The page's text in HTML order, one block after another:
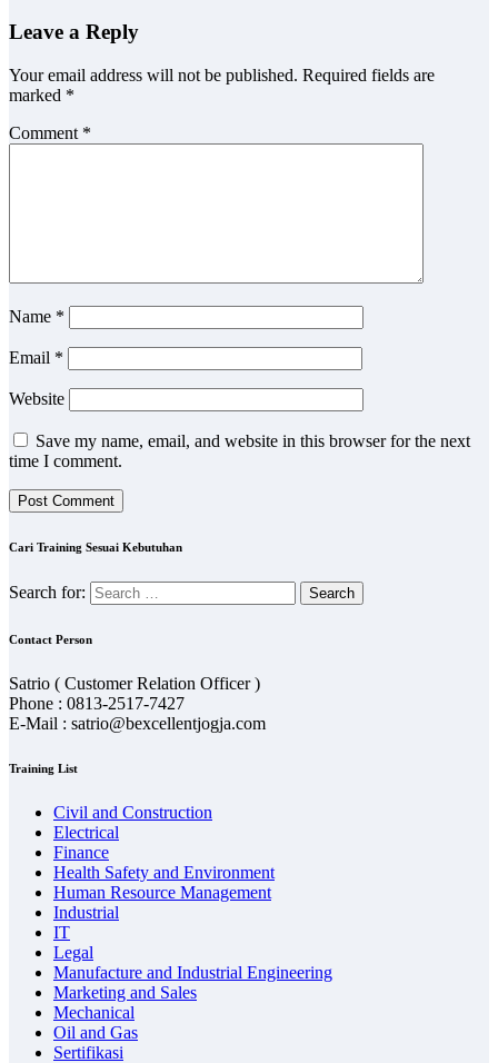
Leave a Reply
Your email address will not be published. Required fields are
marked *
Comment *
Name *
Email *
Website
Save my name, email, and website in this browser for the next
time I comment.
Cari Training Sesuai Kebutuhan
Search for:
Contact Person
Satrio ( Customer Relation Officer )
Phone : 0813-2517-7427
E-Mail : satrio@bexcellentjogja.com
Training List
Civil and Construction
Electrical
Finance
Health Safety and Environment
Human Resource Management
Industrial
IT
Legal
Manufacture and Industrial Engineering
Marketing and Sales
Mechanical
Oil and Gas
Sertifikasi